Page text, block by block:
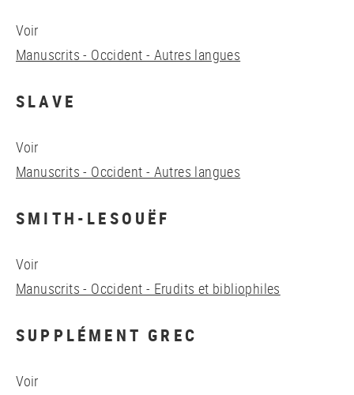
Voir
Manuscrits - Occident - Autres langues
SLAVE
Voir
Manuscrits - Occident - Autres langues
SMITH-LESOUËF
Voir
Manuscrits - Occident - Erudits et bibliophiles
SUPPLÉMENT GREC
Voir